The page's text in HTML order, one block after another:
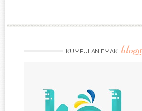
KUMPULAN EMAK